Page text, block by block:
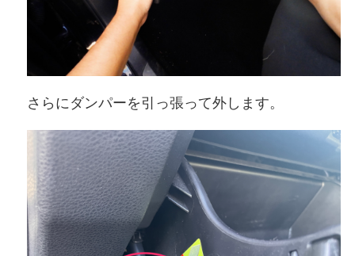
さらにダンパーを引っ張って外します。